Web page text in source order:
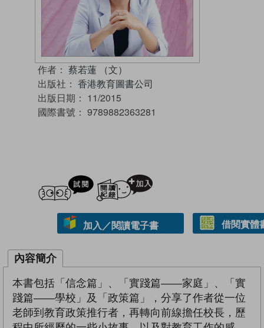
作者： 蔡若蓮 （文）
出版社： 香港教育圖書公司
出版日期： 11/2015
國際書號： 9789882363281
試閲
加入／閱讀電子書 借閱實體
內容簡介
本書包括「信念篇」、「實踐篇——家庭」、「實
踐篇——學校」及「政策篇」，分享了作者從一位
老師到教育政策推行者，再轉向前線擔任校長，歷